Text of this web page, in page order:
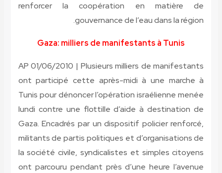
renforcer la coopération en matière de
gouvernance de l’eau dans la région.
Gaza: milliers de manifestants à Tunis
AP 01/06/2010 | Plusieurs milliers de manifestants
ont participé cette après-midi à une marche à
Tunis pour dénoncer l’opération israélienne menée
lundi contre une flottille d’aide à destination de
Gaza. Encadrés par un dispositif policier renforcé,
militants de partis politiques et d’organisations de
la société civile, syndicalistes et simples citoyens
ont parcouru pendant près d’une heure l’avenue